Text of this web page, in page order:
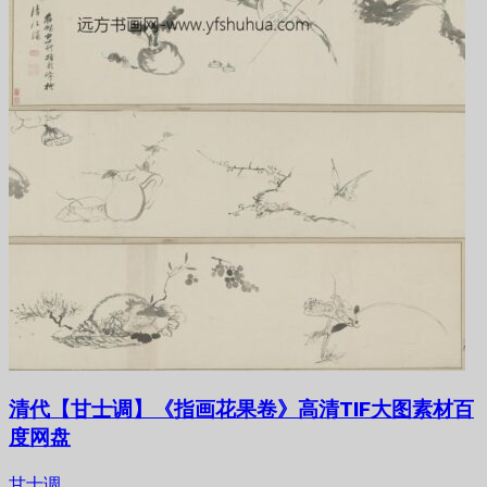
清代【甘士调】《指画花果卷》高清TIF大图素材百
度网盘